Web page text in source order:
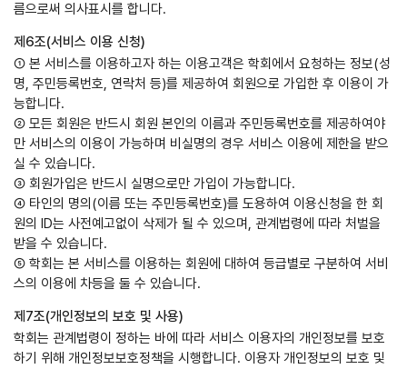
름으로써 의사표시를 합니다.
제6조(서비스 이용 신청)
① 본 서비스를 이용하고자 하는 이용고객은 학회에서 요청하는 정보(성
명, 주민등록번호, 연락처 등)를 제공하여 회원으로 가입한 후 이용이 가
능합니다.
② 모든 회원은 반드시 회원 본인의 이름과 주민등록번호를 제공하여야
만 서비스의 이용이 가능하며 비실명의 경우 서비스 이용에 제한을 받으
실 수 있습니다.
③ 회원가입은 반드시 실명으로만 가입이 가능합니다.
④ 타인의 명의(이름 또는 주민등록번호)를 도용하여 이용신청을 한 회
원의 ID는 사전예고없이 삭제가 될 수 있으며, 관계법령에 따라 처벌을
받을 수 있습니다.
⑤ 학회는 본 서비스를 이용하는 회원에 대하여 등급별로 구분하여 서비
스의 이용에 차등을 둘 수 있습니다.
제7조(개인정보의 보호 및 사용)
학회는 관계법령이 정하는 바에 따라 서비스 이용자의 개인정보를 보호
하기 위해 개인정보보호정책을 시행합니다. 이용자 개인정보의 보호 및